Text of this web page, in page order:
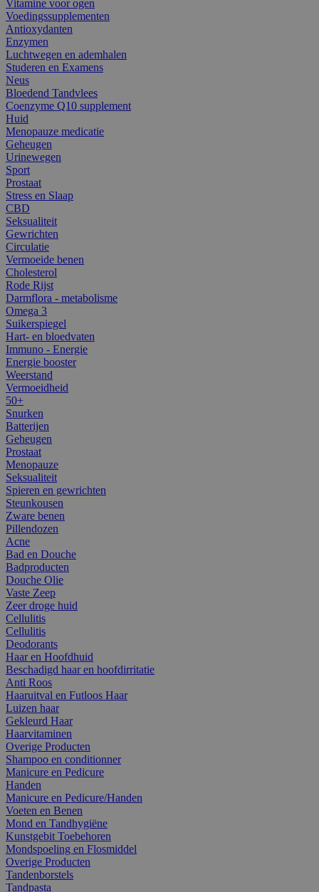
Vitamine voor ogen
Voedingssupplementen
Antioxydanten
Enzymen
Luchtwegen en ademhalen
Studeren en Examens
Neus
Bloedend Tandvlees
Coenzyme Q10 supplement
Huid
Menopauze medicatie
Geheugen
Urinewegen
Sport
Prostaat
Stress en Slaap
CBD
Seksualiteit
Gewrichten
Circulatie
Vermoeide benen
Cholesterol
Rode Rijst
Darmflora - metabolisme
Omega 3
Suikerspiegel
Hart- en bloedvaten
Immuno - Energie
Energie booster
Weerstand
Vermoeidheid
50+
Snurken
Batterijen
Geheugen
Prostaat
Menopauze
Seksualiteit
Spieren en gewrichten
Steunkousen
Zware benen
Pillendozen
Acne
Bad en Douche
Badproducten
Douche Olie
Vaste Zeep
Zeer droge huid
Cellulitis
Cellulitis
Deodorants
Haar en Hoofdhuid
Beschadigd haar en hoofdirritatie
Anti Roos
Haaruitval en Futloos Haar
Luizen haar
Gekleurd Haar
Haarvitaminen
Overige Producten
Shampoo en conditionner
Manicure en Pedicure
Handen
Manicure en Pedicure/Handen
Voeten en Benen
Mond en Tandhygiëne
Kunstgebit Toebehoren
Mondspoeling en Flosmiddel
Overige Producten
Tandenborstels
Tandpasta